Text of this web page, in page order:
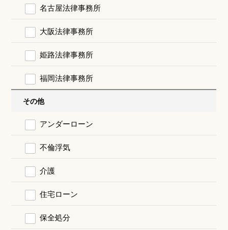
名古屋法律事務所
大阪法律事務所
姫路法律事務所
福岡法律事務所
その他
アンダーローン
不倫浮気
介護
住宅ローン
保全処分